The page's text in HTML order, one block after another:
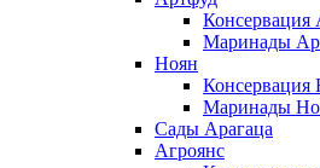
Консервация
Маринады
Ноян
Консервация
Маринады
Сады Арагаца
Агроянс